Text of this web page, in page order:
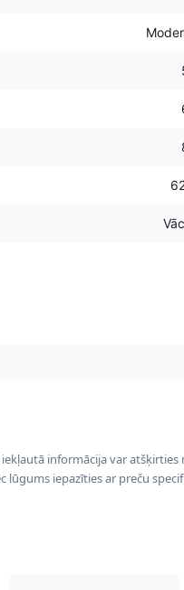
informācija var
iepazīties ar preču